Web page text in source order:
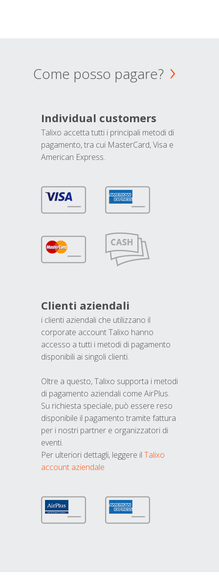
Come posso pagare?
Individual customers
Talixo accetta tutti i principali metodi di
pagamento, tra cui MasterCard, Visa e
American Express.
Clienti aziendali
i clienti aziendali che utilizzano il
corporate account Talixo hanno
accesso a tutti i metodi di pagamento
disponibili ai singoli clienti.
Oltre a questo, Talixo supporta i metodi
di pagamento aziendali come AirPlus.
Su richiesta speciale, può essere reso
disponibile il pagamento tramite fattura
per i nostri partner e organizzatori di
eventi.
Per ulteriori dettagli, leggere il Talixo
account aziendale